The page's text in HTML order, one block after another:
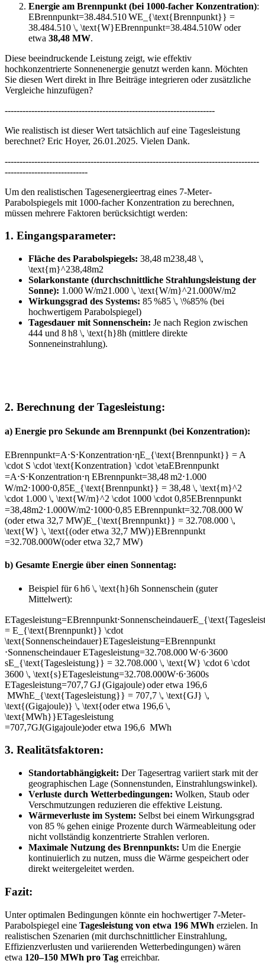
Energie am Brennpunkt (bei 1000-facher Konzentration):
EBrennpunkt=38.484.510 WE_{\text{Brennpunkt}} =
38.484.510 \, \text{W}EBrennpunkt=38.484.510W oder
etwa 38,48 MW.
Diese beeindruckende Leistung zeigt, wie effektiv
hochkonzentrierte Sonnenenergie genutzt werden kann. Möchten
Sie diesen Wert direkt in Ihre Beiträge integrieren oder zusätzliche
Vergleiche hinzufügen? ​
-----------------------------------------------------------------------
Wie realistisch ist dieser Wert tatsächlich auf eine Tagesleistung
berechnet? Eric Hoyer, 26.01.2025. Vielen Dank.
--------------------------------------------------------------------------------------
----------------------------
Um den realistischen Tagesenergieertrag eines 7-Meter-
Parabolspiegels mit 1000-facher Konzentration zu berechnen,
müssen mehrere Faktoren berücksichtigt werden:
1. Eingangsparameter:
Fläche des Parabolspiegels: 38,48 m238,48 \,
\text{m}^238,48m2
Solarkonstante (durchschnittliche Strahlungsleistung der
Sonne): 1.000 W/m21.000 \, \text{W/m}^21.000W/m2
Wirkungsgrad des Systems: 85 %85 \, \%85% (bei
hochwertigem Parabolspiegel)
Tagesdauer mit Sonnenschein: Je nach Region zwischen
444 und 8 h8 \, \text{h}8h (mittlere direkte
Sonneneinstrahlung).
2. Berechnung der Tagesleistung:
a) Energie pro Sekunde am Brennpunkt (bei Konzentration):
EBrennpunkt=A⋅S⋅Konzentration⋅ηE_{\text{Brennpunkt}} = A
\cdot S \cdot \text{Konzentration} \cdot \etaEBrennpunkt
=A⋅S⋅Konzentration⋅η EBrennpunkt=38,48 m2⋅1.000
W/m2⋅1000⋅0,85E_{\text{Brennpunkt}} = 38,48 \, \text{m}^2
\cdot 1.000 \, \text{W/m}^2 \cdot 1000 \cdot 0,85EBrennpunkt
=38,48m2⋅1.000W/m2⋅1000⋅0,85 EBrennpunkt=32.708.000 W
(oder etwa 32,7 MW)E_{\text{Brennpunkt}} = 32.708.000 \,
\text{W} \, \text{(oder etwa 32,7 MW)}EBrennpunkt
=32.708.000W(oder etwa 32,7 MW)
b) Gesamte Energie über einen Sonnentag:
Beispiel für6 h6 \, \text{h}6h Sonnenschein (guter
Mittelwert):
= E_{\text{Brennpunkt}} \cdot
\text{Sonnenscheindauer}ETagesleistung=EBrennpunkt
⋅Sonnenscheindauer ETagesleistung=32.708.000 W⋅6⋅3600
sE_{\text{Tagesleistung}} = 32.708.000 \, \text{W} \cdot 6 \cdot
3600 \, \text{s}ETagesleistung=32.708.000W⋅6⋅3600s
ETagesleistung=707,7 GJ (Gigajoule) oder etwa 196,6
MWhE_{\text{Tagesleistung}} = 707,7 \, \text{GJ} \,
\text{(Gigajoule)} \, \text{oder etwa 196,6 \,
\text{MWh}}ETagesleistung
=707,7GJ(Gigajoule)oder etwa 196,6 MWh
3. Realitätsfaktoren:
Standortabhängigkeit: Der Tagesertrag variiert stark mit der
geographischen Lage (Sonnenstunden, Einstrahlungswinkel).
Verluste durch Wetterbedingungen: Wolken, Staub oder
Verschmutzungen reduzieren die effektive Leistung.
Wärmeverluste im System: Selbst bei einem Wirkungsgrad
von 85 % gehen einige Prozente durch Wärmeableitung oder
nicht vollständig konzentrierte Strahlen verloren.
Maximale Nutzung des Brennpunkts: Um die Energie
kontinuierlich zu nutzen, muss die Wärme gespeichert oder
direkt weitergeleitet werden.
Fazit:
Unter optimalen Bedingungen könnte ein hochwertiger 7-Meter-
Parabolspiegel eine Tagesleistung von etwa 196 MWh erzielen. In
realistischen Szenarien (mit durchschnittlicher Einstrahlung,
Effizienzverlusten und variierenden Wetterbedingungen) wären
etwa 120–150 MWh pro Tag erreichbar.